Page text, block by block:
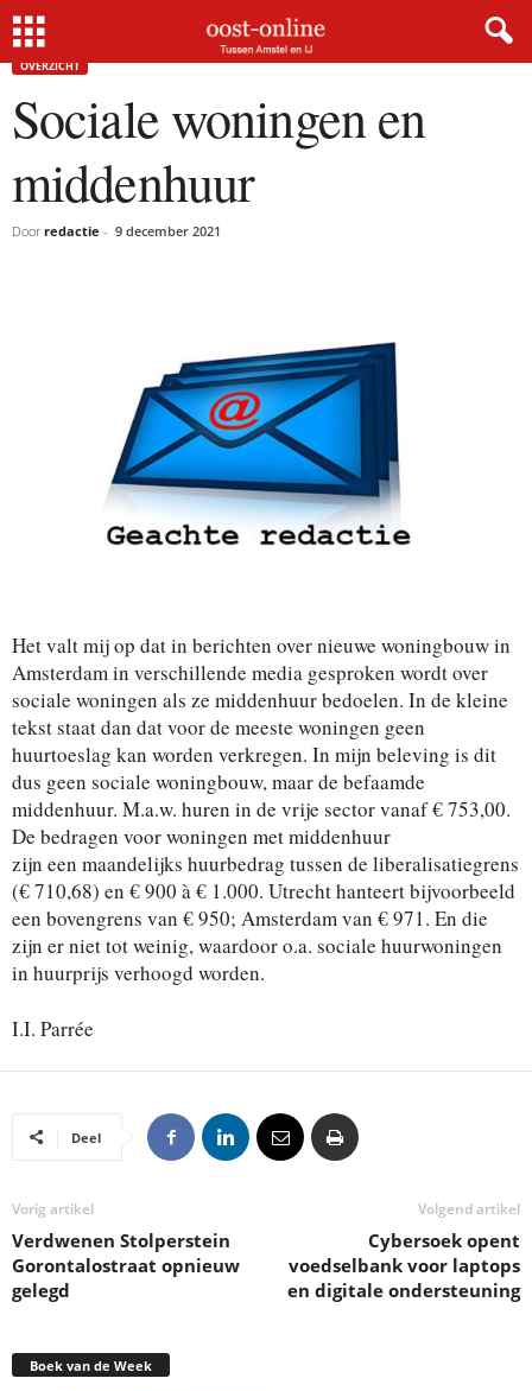
Home Sociale woningen en middenhuur
OVERZICHT
Sociale woningen en
middenhuur
Door redactie - 9 december 2021
Het valt mij op dat in berichten over nieuwe woningbouw in
Amsterdam in verschillende media gesproken wordt over
sociale woningen als ze middenhuur bedoelen. In de kleine
tekst staat dan dat voor de meeste woningen geen
huurtoeslag kan worden verkregen. In mijn beleving is dit
dus geen sociale woningbouw, maar de befaamde
middenhuur. M.a.w. huren in de vrije sector vanaf € 753,00.
De bedragen voor woningen met middenhuur
zijn een maandelijks huurbedrag tussen de liberalisatiegrens
(€ 710,68) en € 900 à € 1.000. Utrecht hanteert bijvoorbeeld
een bovengrens van € 950; Amsterdam van € 971. En die
zijn er niet tot weinig, waardoor o.a. sociale huurwoningen
in huurprijs verhoogd worden.
I.I. Parrée
Deel
Vorig artikel
Verdwenen Stolperstein
Gorontalostraat opnieuw
gelegd
Volgend artikel
Cybersoek opent
voedselbank voor laptops
en digitale ondersteuning
Boek van de Week